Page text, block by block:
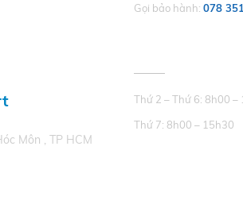
Gọi bảo hành: 078
Môn , TP HCM
Thứ 2 – Thứ 6: 8h00 –
Thứ 7: 8h00 – 15h30